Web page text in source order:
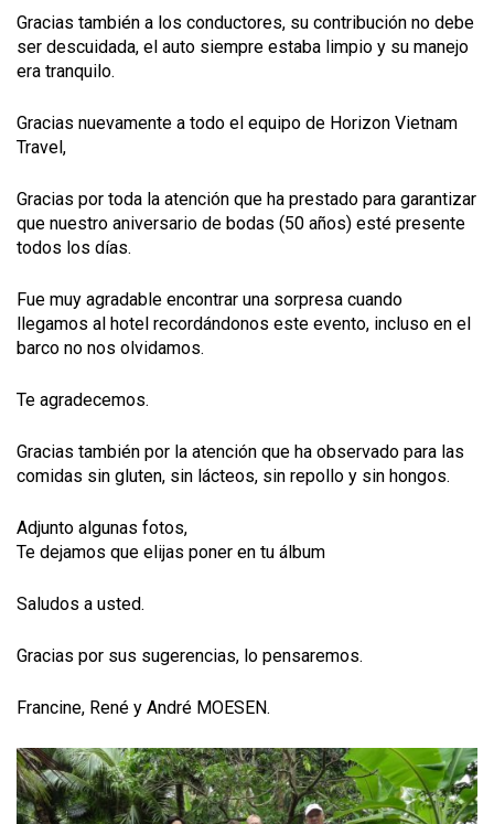
Gracias también a los conductores, su contribución no debe
ser descuidada, el auto siempre estaba limpio y su manejo
era tranquilo.
Gracias nuevamente a todo el equipo de Horizon Vietnam
Travel,
Gracias por toda la atención que ha prestado para garantizar
que nuestro aniversario de bodas (50 años) esté presente
todos los días.
Fue muy agradable encontrar una sorpresa cuando
llegamos al hotel recordándonos este evento, incluso en el
barco no nos olvidamos.
Te agradecemos.
Gracias también por la atención que ha observado para las
comidas sin gluten, sin lácteos, sin repollo y sin hongos.
Adjunto algunas fotos,
Te dejamos que elijas poner en tu álbum
Saludos a usted.
Gracias por sus sugerencias, lo pensaremos.
Francine, René y André MOESEN.